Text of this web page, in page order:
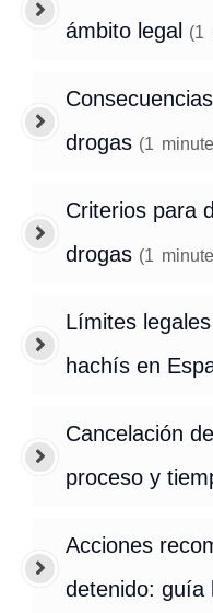
ámbito legal
(1
drogas (1 minute
Criterios para
drogas (1 minute
Límites
hachís en
Cancelación
proceso y
Acciones
detenido: guía